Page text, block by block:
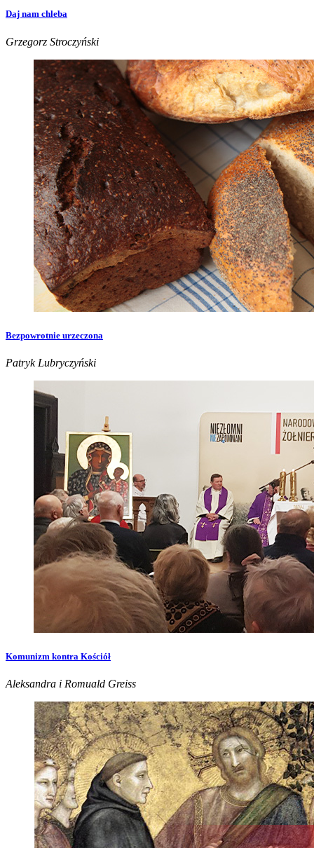
Daj nam chleba
Grzegorz Stroczyński
Bezpowrotnie urzeczona
Patryk Lubryczyński
Komunizm kontra Kościół
Aleksandra i Romuald Greiss